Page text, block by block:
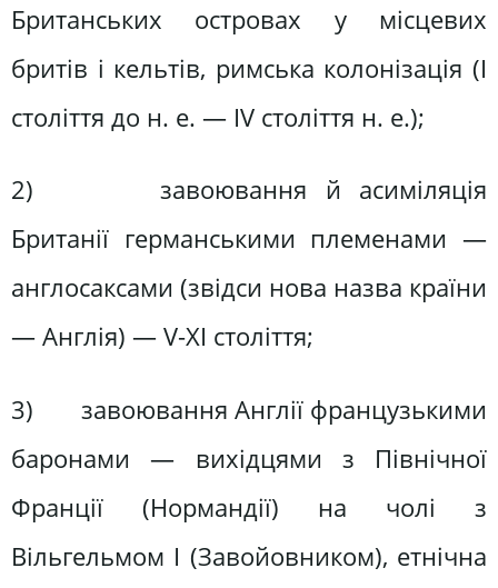
Британських островах у місцевих
бритів і кельтів, римська колонізація (I
століття до н. е. — IV століття н. е.);
2) завоювання й асиміляція
Британії германськими племенами —
англосаксами (звідси нова назва країни
— Англія) — V-XI століття;
3) завоювання Англії французькими
баронами — вихідцями з Північної
Франції (Нормандії) на чолі з
Вільгельмом І (Завойовником), етнічна